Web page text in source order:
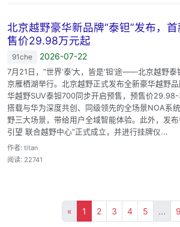
北京越野豪华新品牌“泰钽”发布，
售价29.98万元起
91che 2026-07-22
7月21日，“世界‘泰’大，皆是‘钽’途——北京越野
京雁栖湖举行。北京越野正式发布全新豪华越野品
华越野SUV泰钽700同步开启预售，预售价
搭载与华为深度共创、同级领先的全场景NOA系
野三大场景，带给用户全域智能体验。此外，发
引望 联合越野中心”正式成立，并进行挂牌仪...
作者: titan
阅读: 22741
« 1 2 3 4 5 ...